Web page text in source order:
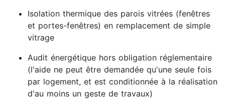
Isolation thermique des parois vitrées (fenêtres
et portes-fenêtres) en remplacement de simple
vitrage
Audit énergétique hors obligation réglementaire
(l'aide ne peut être demandée qu'une seule fois
par logement, et est conditionnée à la réalisation
d'au moins un geste de travaux)